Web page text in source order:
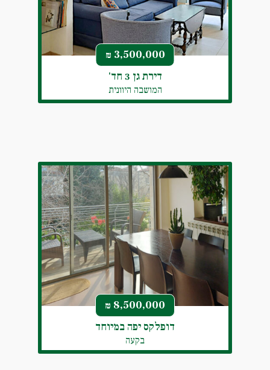
3,500,000
₪
דירת גן 3 חד'
המושבה היוונית
8,500,000
₪
דופלקס יפה במיוחד
בקעה